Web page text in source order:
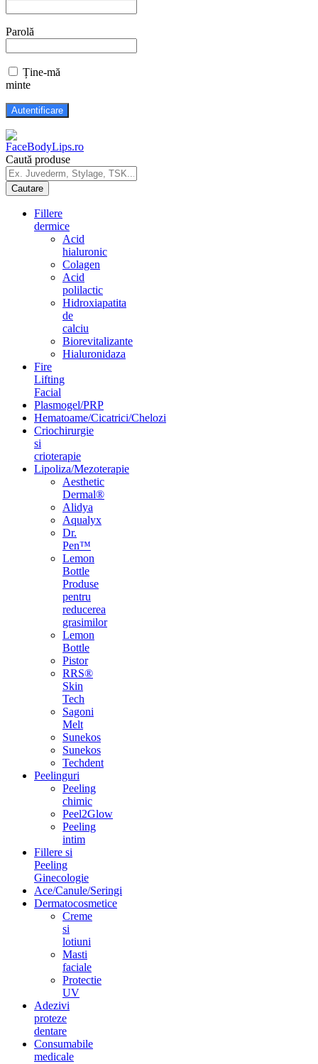
Parolă
Ține-mă
minte
Caută produse
Fillere
dermice
Acid
hialuronic
Colagen
Acid
polilactic
Hidroxiapatita
de
calciu
Biorevitalizante
Hialuronidaza
Fire
Lifting
Facial
Plasmogel/PRP
Hematoame/Cicatrici/Chelozi
Criochirurgie
si
crioterapie
Lipoliza/Mezoterapie
Aesthetic
Dermal®
Alidya
Aqualyx
Dr.
Pen™
Lemon
Bottle
Produse
pentru
reducerea
grasimilor
Lemon
Bottle
Pistor
RRS®
Skin
Tech
Sagoni
Melt
Sunekos
Sunekos
Techdent
Peelinguri
Peeling
chimic
Peel2Glow
Peeling
intim
Fillere si
Peeling
Ginecologie
Ace/Canule/Seringi
Dermatocosmetice
Creme
si
lotiuni
Masti
faciale
Protectie
UV
Adezivi
proteze
dentare
Consumabile
medicale